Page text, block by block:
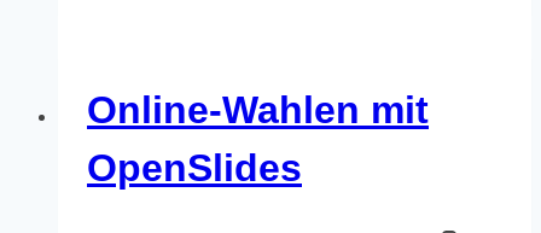
gehen
muss
Online-Wahlen mit
OpenSlides